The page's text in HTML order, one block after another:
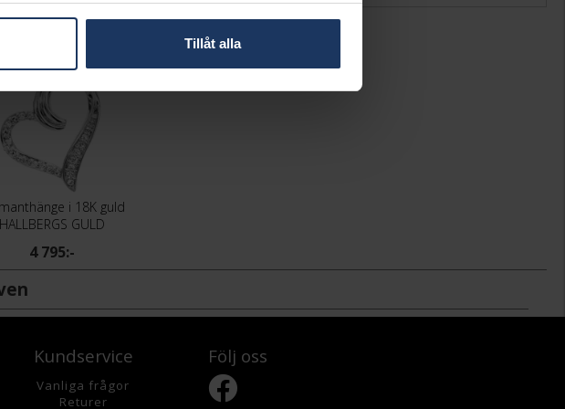
Tillåt alla
i 18K guld
HALLBERGS GULD
4 795:-
Kundservice
Vanliga frågor
Returer
Följ oss